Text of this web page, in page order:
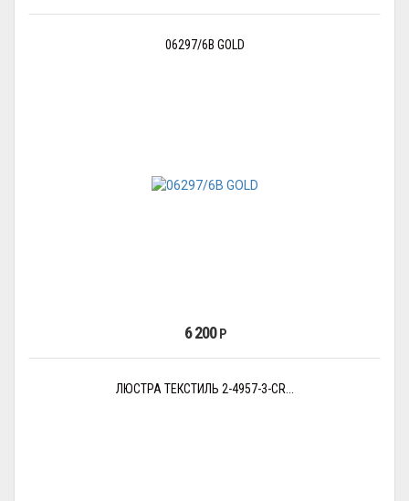
06297/6B GOLD
6 200 Р
ЛЮСТРА ТЕКСТИЛЬ 2-4957-3-CR...